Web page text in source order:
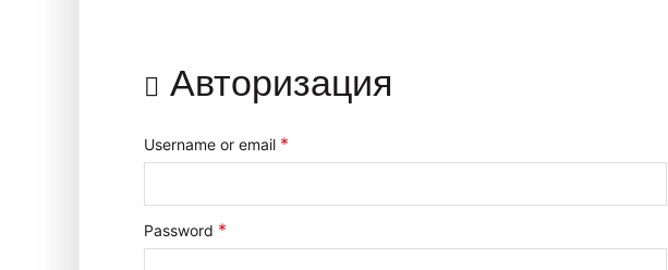
Авторизация
Username or email *
Password *